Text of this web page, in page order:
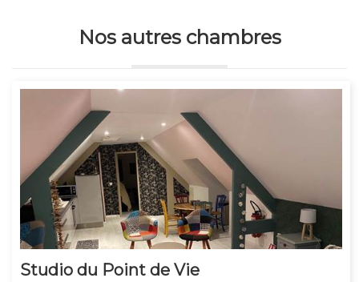
Nos autres chambres
Studio du Point de Vie